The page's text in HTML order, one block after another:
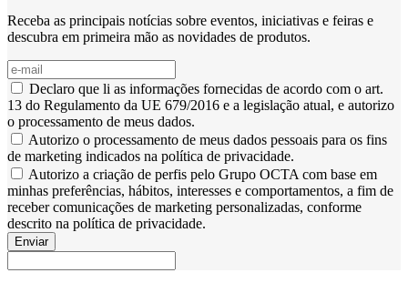
Receba as principais notícias sobre eventos, iniciativas e feiras e
descubra em primeira mão as novidades de produtos.
Declaro que li as informações fornecidas de acordo com o art.
13 do Regulamento da UE 679/2016 e a legislação atual, e autorizo
o processamento de meus dados.
Autorizo o processamento de meus dados pessoais para os fins
de marketing indicados na política de privacidade.
Autorizo a criação de perfis pelo Grupo OCTA com base em
minhas preferências, hábitos, interesses e comportamentos, a fim de
receber comunicações de marketing personalizadas, conforme
descrito na política de privacidade.
Enviar